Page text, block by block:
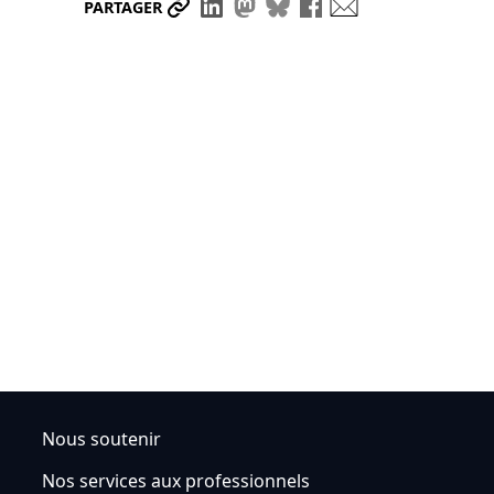
PARTAGER Partager le lien
Partager sur LinkedIn
Partager sur Mastodon
Partager sur Bluesky
Partager sur
Nous soutenir
Nos services aux professionnels